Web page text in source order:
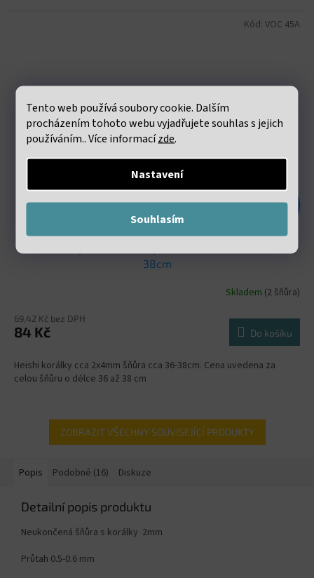
Tento web používá soubory cookie. Dalším
procházením tohoto webu vyjadřujete souhlas s jejich
používáním.. Více informacízde.
Nastavení
Souhlasím
187 Kč
38cm
Skladem (2 šňůra)
69,42 Kč bez DPH
84 Kč Do košíku
Heishi korálky cca 2x4mm šňůra cca 36-38cm. Cena uvedena za
celou šňůru o délce 36 až 38 cm
Kód: VOC 45A
ZOBRAZIT VŠECHNY SOUVISEJÍCÍ PRODUKTY
Popis Podobné (16) Diskuze
Detailní popis produktu
Neukončená šňůra s korálky 2mm
Průtah 0.5-0.6 mm